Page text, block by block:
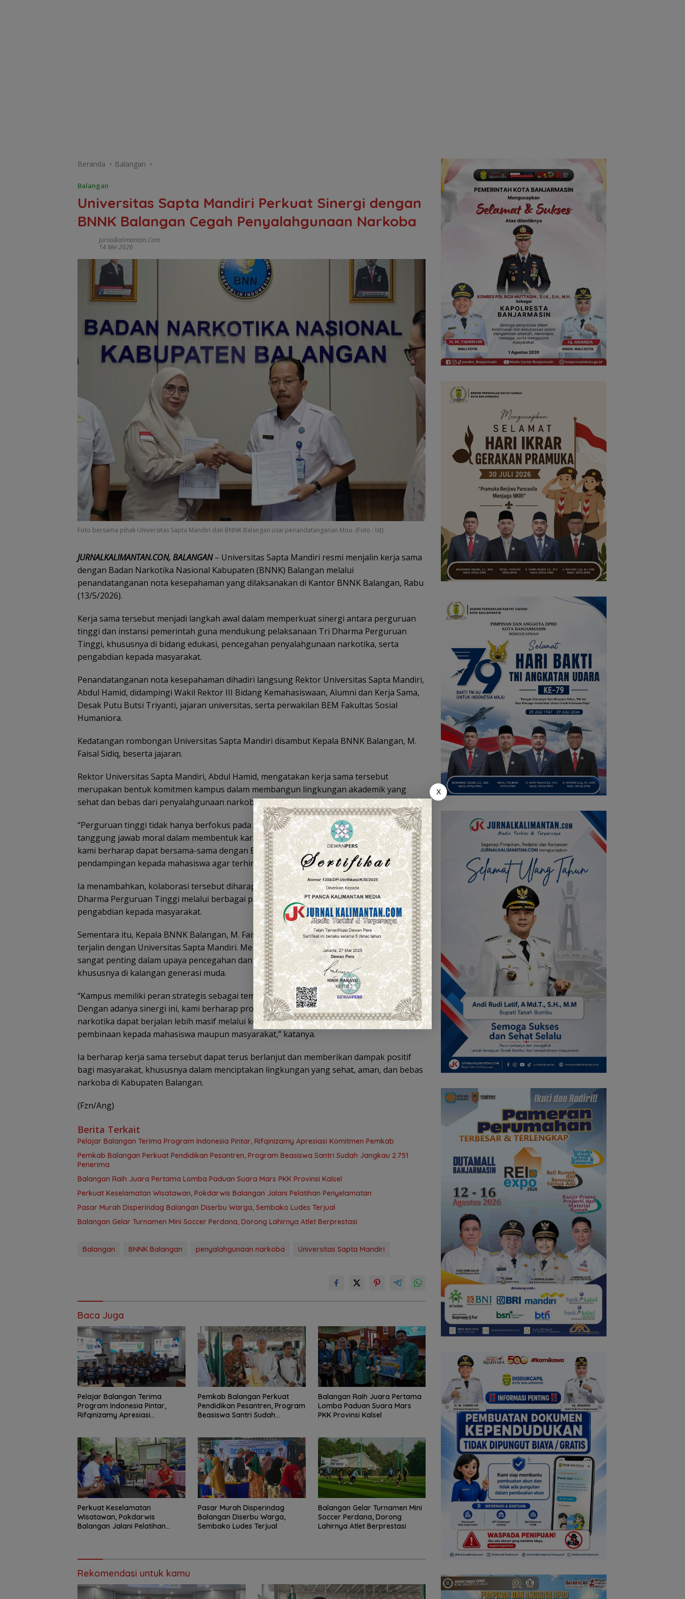
Beranda Balangan
Balangan
Universitas Sapta Mandiri Perkuat Sinergi dengan
BNNK Balangan Cegah Penyalahgunaan Narkoba
Jurnalkalimantan.com
14 Mei 2026
Foto bersama pihak Universitas Sapta Mandiri dan BNNK Balangan usai penandatanganan Mou. (Foto : Ist)
JURNALKALIMANTAN.CON, BALANGAN– Universitas Sapta Mandiri resmi menjalin kerja sama
dengan Badan Narkotika Nasional Kabupaten (BNNK) Balangan melalui
penandatanganan nota kesepahaman yang dilaksanakan di Kantor BNNK Balangan, Rabu
(13/5/2026).
Kerja sama tersebut menjadi langkah awal dalam memperkuat sinergi antara perguruan
tinggi dan instansi pemerintah guna mendukung pelaksanaan Tri Dharma Perguruan
Tinggi, khususnya di bidang edukasi, pencegahan penyalahgunaan narkotika, serta
pengabdian kepada masyarakat.
Penandatanganan nota kesepahaman dihadiri langsung Rektor Universitas Sapta Mandiri,
Abdul Hamid, didampingi Wakil Rektor III Bidang Kemahasiswaan, Alumni dan Kerja Sama,
Desak Putu Butsi Triyanti, jajaran universitas, serta perwakilan BEM Fakultas Sosial
Humaniora.
Kedatangan rombongan Universitas Sapta Mandiri disambut Kepala BNNK Balangan, M.
Faisal Sidiq, beserta jajaran.
Rektor Universitas Sapta Mandiri, Abdul Hamid, mengatakan kerja sama tersebut
merupakan bentuk komitmen kampus dalam membangun lingkungan akademik yang
sehat dan bebas dari penyalahgunaan narkoba.
“Perguruan tinggi tidak hanya berfokus pada pendidikan akademik, tetapi juga memiliki
tanggung jawab moral dalam membentuk karakter generasi muda. Melalui kerja sama ini,
kami berharap dapat bersama-sama dengan BNNK Balangan memberikan edukasi dan
pendampingan kepada mahasiswa agar terhindar dari bahaya narkotika,” ujarnya.
Ia menambahkan, kolaborasi tersebut diharapkan mampu mendukung pelaksanaan Tri
Dharma Perguruan Tinggi melalui berbagai program sosialisasi, penelitian, hingga
pengabdian kepada masyarakat.
Sementara itu, Kepala BNNK Balangan, M. Faisal Sidiq, menyambut baik kerja sama yang
terjalin dengan Universitas Sapta Mandiri. Menurutnya, keterlibatan dunia pendidikan
sangat penting dalam upaya pencegahan dan pemberantasan penyalahgunaan narkoba,
khususnya di kalangan generasi muda.
“Kampus memiliki peran strategis sebagai tempat lahirnya generasi penerus bangsa.
Dengan adanya sinergi ini, kami berharap program pencegahan penyalahgunaan
narkotika dapat berjalan lebih masif melalui kegiatan edukasi, penyuluhan, dan
pembinaan kepada mahasiswa maupun masyarakat,” katanya.
Ia berharap kerja sama tersebut dapat terus berlanjut dan memberikan dampak positif
bagi masyarakat, khususnya dalam menciptakan lingkungan yang sehat, aman, dan bebas
narkoba di Kabupaten Balangan.
(Fzn/Ang)
Berita Terkait
Pelajar Balangan Terima Program Indonesia Pintar, Rifqinizamy Apresiasi Komitmen Pemkab
Pemkab Balangan Perkuat Pendidikan Pesantren, Program Beasiswa Santri Sudah Jangkau 2.751
Penerima
Balangan Raih Juara Pertama Lomba Paduan Suara Mars PKK Provinsi Kalsel
Perkuat Keselamatan Wisatawan, Pokdarwis Balangan Jalani Pelatihan Penyelamatan
Pasar Murah Disperindag Balangan Diserbu Warga, Sembako Ludes Terjual
Balangan Gelar Turnamen Mini Soccer Perdana, Dorong Lahirnya Atlet Berprestasi
Balangan BNNK Balangan penyalahgunaan narkoba Universitas Sapta Mandiri
Baca Juga
Pelajar Balangan Terima
Program Indonesia Pintar,
Rifqinizamy Apresiasi
Pemkab Balangan Perkuat
Pendidikan Pesantren, Program
Beasiswa Santri Sudah
Balangan Raih Juara Pertama
Lomba Paduan Suara Mars
PKK Provinsi Kalsel
Perkuat Keselamatan
Wisatawan, Pokdarwis
Balangan Jalani Pelatihan
Pasar Murah Disperindag
Balangan Diserbu Warga,
Sembako Ludes Terjual
Balangan Gelar Turnamen Mini
Soccer Perdana, Dorong
Lahirnya Atlet Berprestasi
Rekomendasi untuk kamu
X